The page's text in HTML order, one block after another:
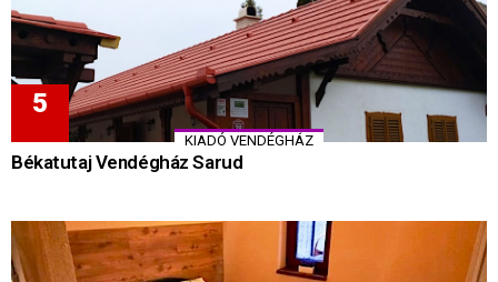
KIADÓ VENDÉGHÁZ
Békatutaj Vendégház Sarud